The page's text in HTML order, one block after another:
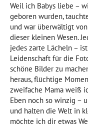
Weil ich Babys liebe –
geboren wurden,
und war überwältigt
dieser kleinen Wesen.
jedes zarte Lächeln –
Leidenschaft für die
schöne Bilder zu
heraus, flüchtige
zweifache Mama weiß
Eben noch so winzig –
und halten die Welt in
möchte ich dir etwas